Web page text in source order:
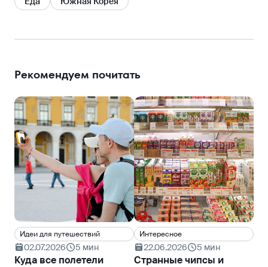
Рекомендуем почитать
Идеи для путешествий
02.07.2026 5 мин
Куда все полетели
Интересное
22.06.2026 5 мин
Странные чипсы и